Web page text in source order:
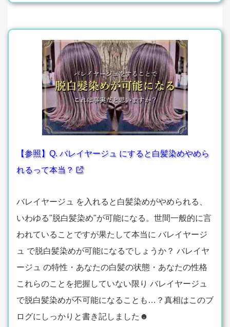
【参照】Q. バレイヤージュ にすると白髪染めやめら
れるって本当？
バレイヤージュ を入れると白髪染めがやめられる、
いわゆる"脱白髪染め"が可能になる。世間一般的に言
われていることですが果たして本当に バレイヤージ
ュ で脱白髪染めが可能になるでしょうか？ バレイヤ
ージュ の特性・あなたの白髪の状態・あなたの性格
これらのことを把握していない限り バレイヤージュ
で脱白髪染めが不可能になることも…？真相はこのブ
ログにしっかりと書き記しました☻